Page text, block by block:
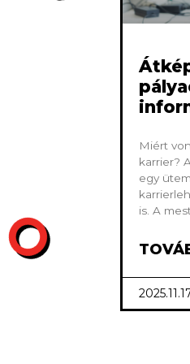
Miért
karrier?
egy
is. A